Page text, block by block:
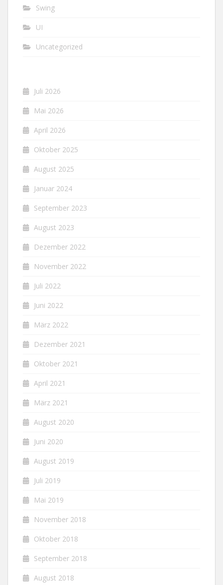
Swing
UI
Uncategorized
Juli 2026
Mai 2026
April 2026
Oktober 2025
August 2025
Januar 2024
September 2023
August 2023
Dezember 2022
November 2022
Juli 2022
Juni 2022
März 2022
Dezember 2021
Oktober 2021
April 2021
März 2021
August 2020
Juni 2020
August 2019
Juli 2019
Mai 2019
November 2018
Oktober 2018
September 2018
August 2018